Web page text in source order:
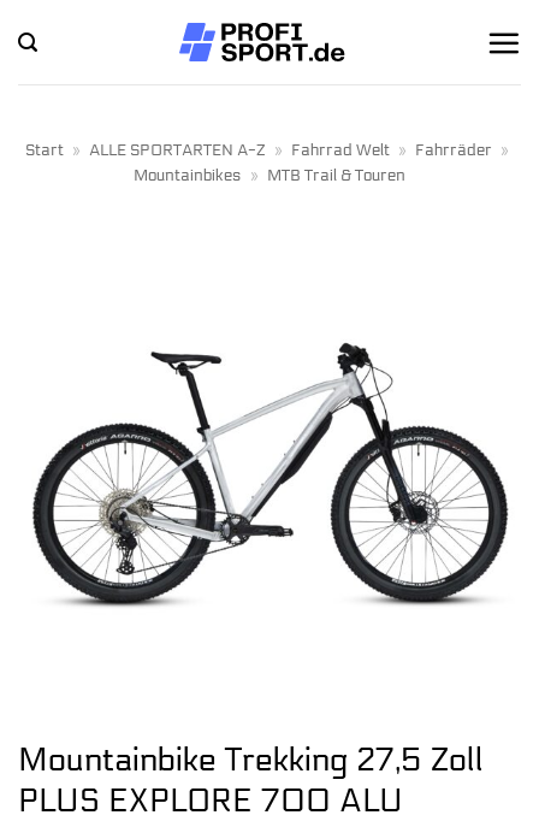
Inhalt
springen
Start » ALLE SPORTARTEN A-Z » Fahrrad Welt » Fahrräder »
Mountainbikes » MTB Trail & Touren
Mountainbike Trekking 27,5 Zoll
PLUS EXPLORE 700 ALU